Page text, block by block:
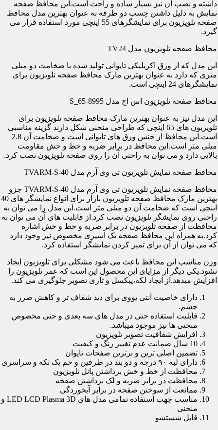
داشته و نصب آن نیز بسیار ساده و راحت است.این محافظ صفحه
نمایش به دلیل داشتن چسب دو طرفه به عنوان بهترین مدل محافظ
صفحه تلویزیون برای نمایشگرهای 55 اینچی مورد استفاده قرار می
گیرد.
محافظ صفحه تلویزیون مدل TV24
این مدل که از ورق اکریلیکی تایوانی تولید شده با ضخامت دو میلی
متری که دارد به عنوان بهترین مارک محافظ صفحه تلویزیون برای
نمایشگرهای 24 اینچی است.
محافظ صفحه تلویزیون اس اچ مدل S_65-8995
این مدل نیز به عنوان بهترین مارک محافظ صفحه تلویزیون برای
تلویزیون های 65 اینچی که طراحی منحنی شکل دارند گزینه مناسبی
است.این محافظ از جنس ورق های تایوانی است و ضخامت آن 2.8
میلی متر است.این محافظ در برابر ضربه و خط و خش مقاومت
بالایی دارد و می توان به راحتی آن را روی صفحه تلویزیون نصب کرد.
محافظ صفحه نمایش تلویزیون تی وی آرم مدل TVARM-S-40
محافظ صفحه نمایش تلویزیون تی وی آرم مدل TVARM-S-40 جزو
بهترین مارک محافظ صفحه تلویزیون بازار برای انواع نمایشگر های 40
اینچی است که ضخامت آن دو میلی متر است.این مدل را می توان به
راحتی روی نمایشگر تلویزیون نصب کرد.از قابلیت های آن می توان به
محافظت از صفحه تلویزیون در برابر ضربه و خط و خش اشاره
کرد.به همراه این محافظ صفحه یک اسپری مخصوص نیز وجود دارد
که می توان از آن برای تمیز کردن نمایشگر استفاده کرد.
وزن مناسب این محافظ باعث می شود مشکلی برای تلویزیون ایجاد
نشود.یکی دیگر از مزایای این محصول این است که عمر تلویزیون را
افزایش میدهد.از ایجاد لکه،پیکسل و تاری تصویر جلوگیری می کند.
دارای خاصیت آنتی یووی برای دید شفاف تر و کاهش ضرر به
چشم.
قابلیت استفاده حتی در مدل های سه بعدی و حتی مخصوص
منحنی ها نیز موجود میباشد.
افزایش شفافیت تصویر تلویزیون
10 سال ضمانت عدم تغییر رنگ و کیفیت
تضمین اصلی ترین و برترین صفحات تایوان
دارای لبه ۹۰ درجه و دو بند در طرفین و خم یک تکه و سراسری
محافظت از خط و خش برداشتن پانل تلویزیون
محافظت در برابر ضربه و لک برداشتن صفحه
ممانعت از سوختن صفحه در برابر آبخوردگی
مناسب جهت استفاده تمامی مدل های LED LCD Plasma 3D و
منحنی
قابل شستشو